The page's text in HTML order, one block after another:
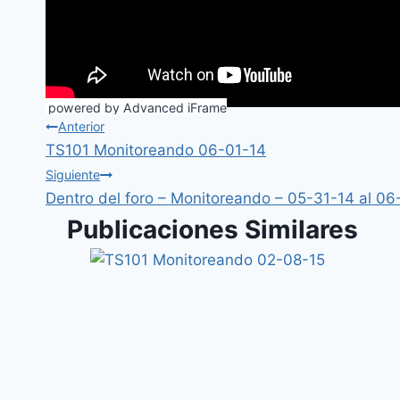
powered by Advanced iFrame
Anterior
TS101 Monitoreando 06-01-14
Siguiente
Dentro del foro – Monitoreando – 05-31-14 al
Publicaciones Similares